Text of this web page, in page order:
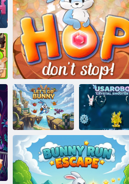
Run se nezastaví
Pojďme králík Crystal Shooter